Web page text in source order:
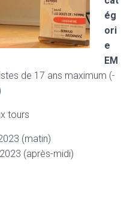
ég
ori
e
EM
de 17 ans maximum (-
tours
(matin)
(après-midi)